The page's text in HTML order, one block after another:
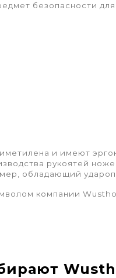
безопасности для
и имеют
рукоятей
обладающий
компании